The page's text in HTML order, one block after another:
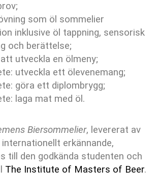
som öl sommelier
inklusive öl tappning, sensorisk
och berättelse;
utveckla en ölmeny;
utveckla ett ölevenemang;
göra ett diplombrygg;
laga mat med öl.
Biersommelier, levererat av
erkännande,
till den godkända studenten och
The Institute of Masters of Beer.